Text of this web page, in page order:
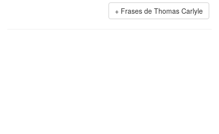
Frases de Thomas Carlyle